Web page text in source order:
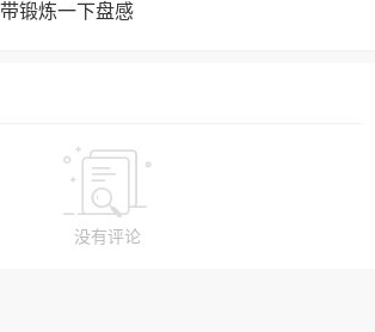
锻炼一下盘感
没有评论